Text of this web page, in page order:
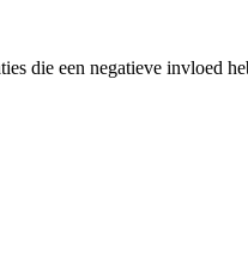
die een negatieve invloed